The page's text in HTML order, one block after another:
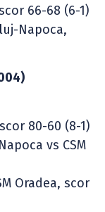
66-68 (6-1)
Napoca,
80-60 (8-1)
vs CSM
Oradea, scor